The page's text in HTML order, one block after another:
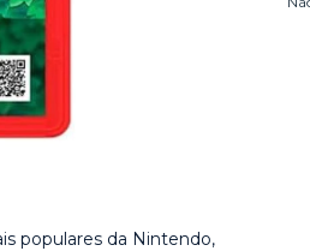
populares da Nintendo,